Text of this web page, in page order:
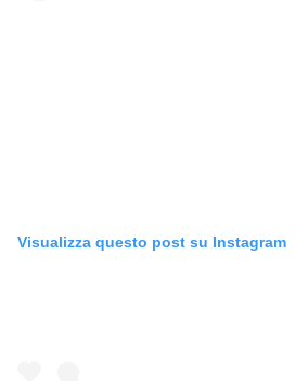
Visualizza questo post su Instagram